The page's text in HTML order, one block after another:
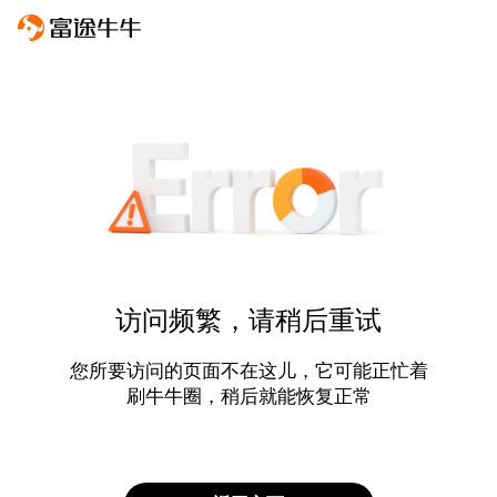
访问频繁，请稍后重试
您所要访问的页面不在这儿，它可能正忙着
刷牛牛圈，稍后就能恢复正常